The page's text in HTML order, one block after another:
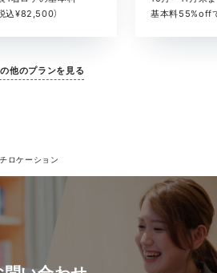
込¥82,500）
基本料55%off
他のプランを見る
ロケーション